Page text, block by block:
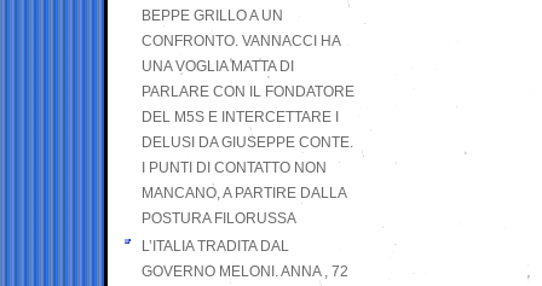
BEPPE GRILLO A UN
CONFRONTO. VANNACCI HA
UNA VOGLIA MATTA DI
PARLARE CON IL FONDATORE
DEL M5S E INTERCETTARE I
DELUSI DA GIUSEPPE CONTE.
I PUNTI DI CONTATTO NON
MANCANO, A PARTIRE DALLA
POSTURA FILORUSSA
L’ITALIA TRADITA DAL
GOVERNO MELONI. ANNA , 72